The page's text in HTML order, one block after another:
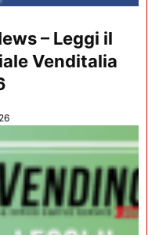
– Leggi il
Venditalia